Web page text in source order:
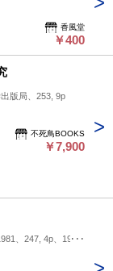
香風堂
￥400
版局、253, 9p
不死鳥BOOKS
￥7,900
、247, 4p、19cm